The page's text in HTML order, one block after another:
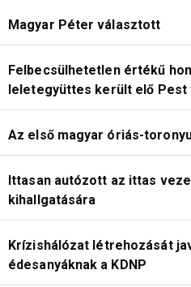
Magyar Péter választott
Felbecsülhetetlen értékű
leletegyüttes került elő Pest
Az első magyar óriás-
Ittasan autózott az ittas
kihallgatására
Krízishálózat létrehozását
édesanyáknak a KDNP